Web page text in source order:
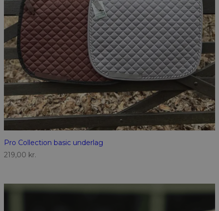
Pro Collection basic underlag
219,00 kr.